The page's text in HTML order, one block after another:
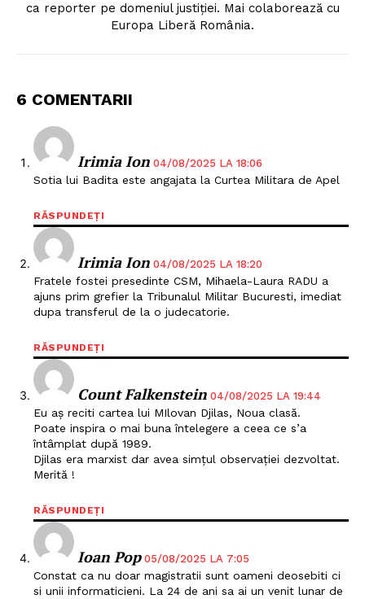
ca reporter pe domeniul justiției. Mai colaborează cu
Europa Liberă România.
6 COMENTARII
Irimia Ion 04/08/2025 LA 18:06
Sotia lui Badita este angajata la Curtea Militara de Apel
RĂSPUNDEȚI
Irimia Ion 04/08/2025 LA 18:20
Fratele fostei presedinte CSM, Mihaela-Laura RADU a
ajuns prim grefier la Tribunalul Militar Bucuresti, imediat
dupa transferul de la o judecatorie.
RĂSPUNDEȚI
Count Falkenstein 04/08/2025 LA 19:44
Eu aș reciti cartea lui MIlovan Djilas, Noua clasă.
Poate inspira o mai buna întelegere a ceea ce s’a
întâmplat după 1989.
Djilas era marxist dar avea simțul observației dezvoltat.
Merită !
RĂSPUNDEȚI
Ioan Pop 05/08/2025 LA 7:05
Constat ca nu doar magistratii sunt oameni deosebiti ci
si unii informaticieni. La 24 de ani sa ai un venit lunar de